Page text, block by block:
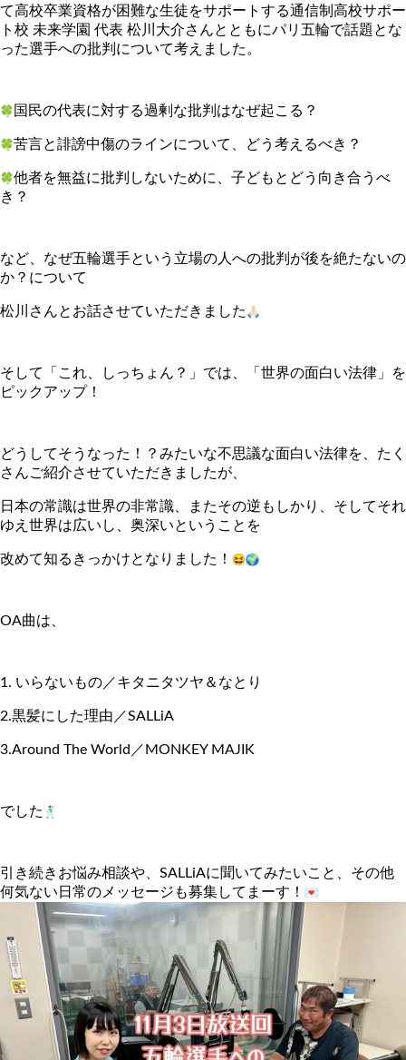
て高校卒業資格が困難な生徒をサポート する通信制高校サポー
ト校 未来学園 代表 松川大介さんとともにパリ五輪で話題とな
った選手への批判について考えました。
国民の代表に対する過剰な批判はなぜ起こる？
苦言と誹謗中傷のラインについて、どう考えるべき？
他者を無益に批判しないために、子どもとどう向き合うべ
き？
など、なぜ五輪選手という立場の人への批判が後を絶たないの
か？ について
松川さんとお話させていただきました
そして「これ、しっちょん？」では、「世界の面白い法律」
を
ピックアップ！
どうしてそうなった！？みたいな不思議な面白い法律を、 たく
さんご紹介させていただきましたが、
日本の常識は世界の非常識、またその逆もしかり、 そしてそれ
ゆえ世界は広いし、奥深いということを
改めて知るきっかけとなりました！
OA曲は、
1. いらないもの／キタニタツヤ＆なとり
2.黒髪にした理由／SALLiA
3.Around The World／MONKEY MAJIK
でした
引き続きお悩み相談や、SALLiAに聞いてみたいこと、 その他
何気ない日常のメッセージも募集してまーす！